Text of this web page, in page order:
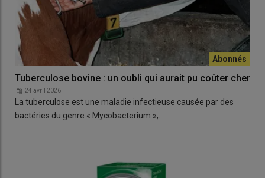
Tuberculose bovine : un oubli qui aurait pu coûter cher
24 avril 2026
La tuberculose est une maladie infectieuse causée par des
bactéries du genre « Mycobacterium »,…